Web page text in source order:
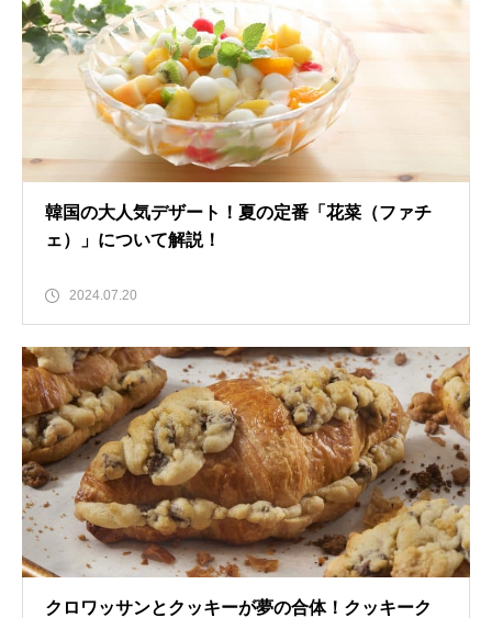
韓国の大人気デザート！夏の定番「花菜（ファチ
ェ）」について解説！
2024.07.20
クロワッサンとクッキーが夢の合体！クッキーク